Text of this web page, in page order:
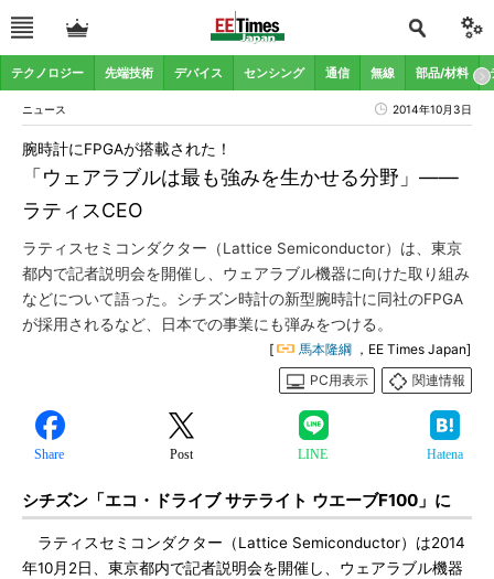
テクノロジー 先端技術 デバイス センシング 通信 無線 部品/材料
ニュース 2014年10月3日
「ウェアラブルは最も強みを生かせる分野」――
ラティスCEO
腕時計にFPGAが搭載された！
ラティスセミコンダクター（Lattice Semiconductor）は、東京
都内で記者説明会を開催し、ウェアラブル機器に向けた取り組み
などについて語った。シチズン時計の新型腕時計に同社のFPGA
が採用されるなど、日本での事業にも弾みをつける。
[ 馬本隆綱 ，EE Times Japan]
PC用表示
関連情報
Share Post LINE Hatena
シチズン「エコ・ドライブ サテライト ウエーブF100」に
ラティスセミコンダクター（Lattice Semiconductor）は2014
年10月2日、東京都内で記者説明会を開催し、ウェアラブル機器